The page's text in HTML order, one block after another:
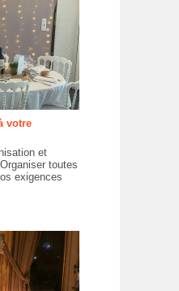
votre
et
toutes
exigences